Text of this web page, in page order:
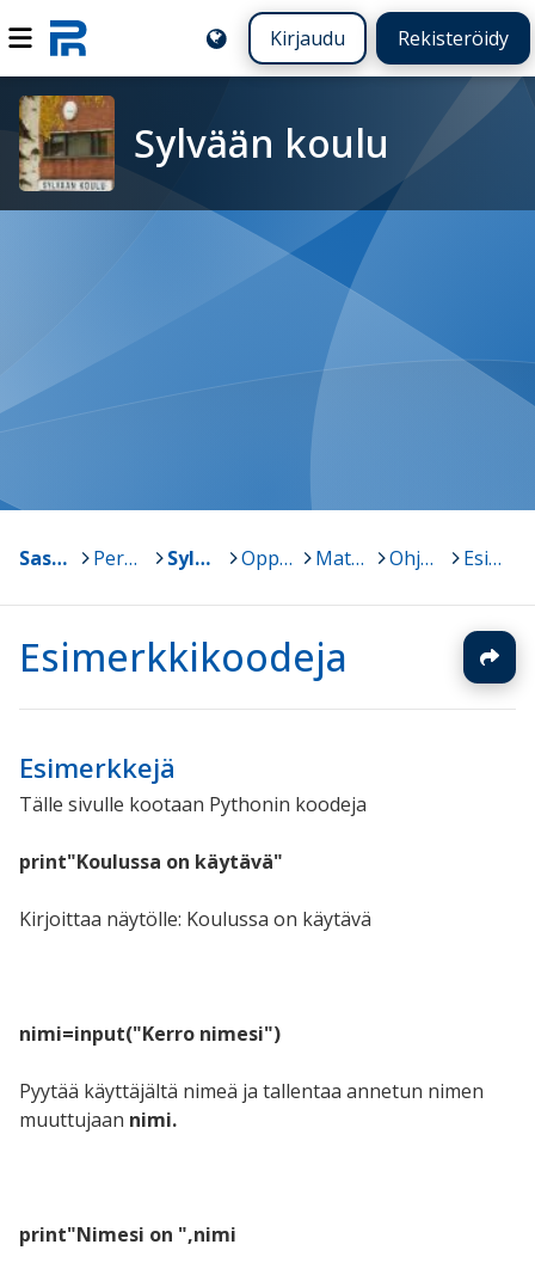
Kirjaudu Rekisteröidy
Sylvään koulu
Sastamala Peruskoulut Sylvään koulu Oppiaineet Matematiikka Ohjelmointia Pythonilla Esimerkkikoodeja
Esimerkkikoodeja
Esimerkkejä
Tälle sivulle kootaan Pythonin koodeja
print"Koulussa on käytävä"
Kirjoittaa näytölle: Koulussa on käytävä
nimi=input("Kerro nimesi")
Pyytää käyttäjältä nimeä ja tallentaa annetun nimen
muuttujaan nimi.
print"Nimesi on ",nimi